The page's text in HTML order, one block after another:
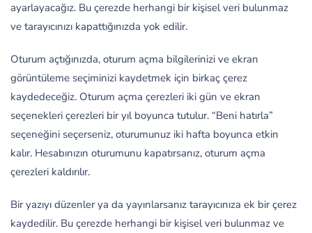
ayarlayacağız. Bu çerezde herhangi bir kişisel veri bulunmaz
ve tarayıcınızı kapattığınızda yok edilir.
Oturum açtığınızda, oturum açma bilgilerinizi ve ekran
görüntüleme seçiminizi kaydetmek için birkaç çerez
kaydedeceğiz. Oturum açma çerezleri iki gün ve ekran
seçenekleri çerezleri bir yıl boyunca tutulur. “Beni hatırla”
seçeneğini seçerseniz, oturumunuz iki hafta boyunca etkin
kalır. Hesabınızın oturumunu kapatırsanız, oturum açma
çerezleri kaldırılır.
Bir yazıyı düzenler ya da yayınlarsanız tarayıcınıza ek bir çerez
kaydedilir. Bu çerezde herhangi bir kişisel veri bulunmaz ve